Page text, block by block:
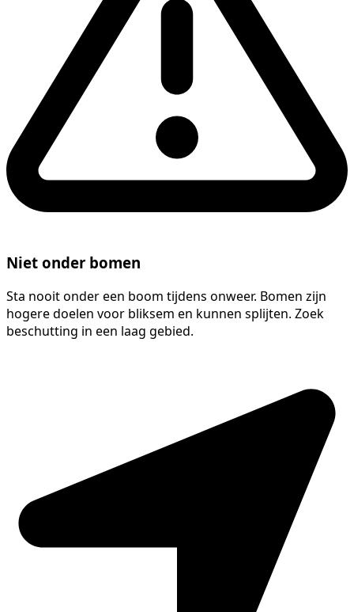
Niet onder bomen
Sta nooit onder een boom tijdens onweer. Bomen zijn
hogere doelen voor bliksem en kunnen splijten. Zoek
beschutting in een laag gebied.